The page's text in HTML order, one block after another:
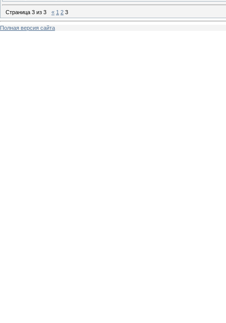
Страница 3 из 3 « 1 2 3
Полная версия сайта